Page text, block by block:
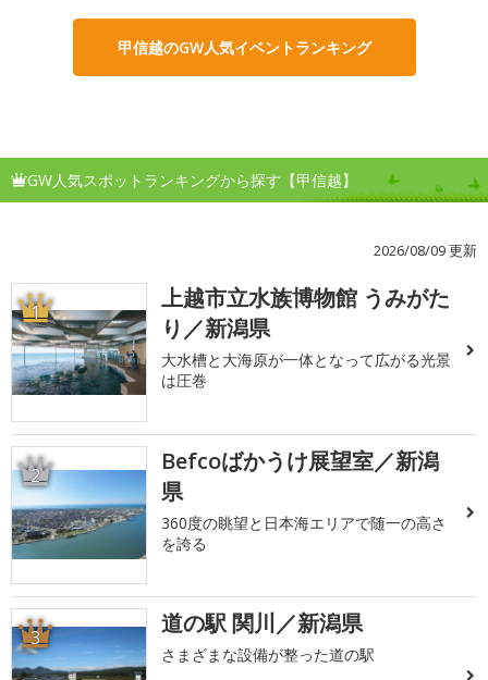
甲信越のGW人気イベントランキング
GW人気スポットランキングから探す【甲信越】
2026/08/09 更新
1
上越市立水族博物館 うみがた
り／新潟県
大水槽と大海原が一体となって広がる光景
は圧巻
2
Befcoばかうけ展望室／新潟
県
360度の眺望と日本海エリアで随一の高さ
を誇る
3 道の駅 関川／新潟県
さまざまな設備が整った道の駅